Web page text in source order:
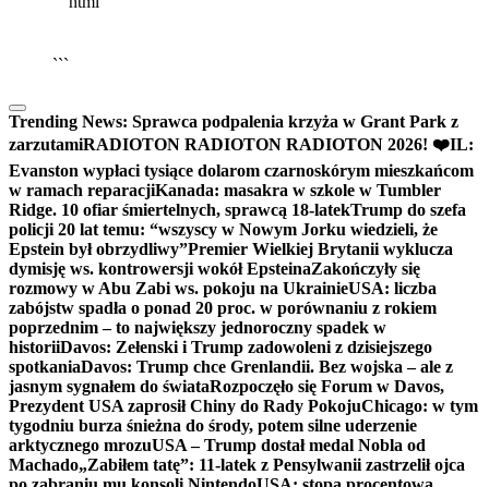
```
Trending News: Sprawca podpalenia krzyża w Grant Park z
zarzutamiRADIOTON RADIOTON RADIOTON 2026! ❤️IL:
Evanston wypłaci tysiące dolarom czarnoskórym mieszkańcom
w ramach reparacjiKanada: masakra w szkole w Tumbler
Ridge. 10 ofiar śmiertelnych, sprawcą 18-latekTrump do szefa
policji 20 lat temu: “wszyscy w Nowym Jorku wiedzieli, że
Epstein był obrzydliwy”Premier Wielkiej Brytanii wyklucza
dymisję ws. kontrowersji wokół EpsteinaZakończyły się
rozmowy w Abu Zabi ws. pokoju na UkrainieUSA: liczba
zabójstw spadła o ponad 20 proc. w porównaniu z rokiem
poprzednim – to największy jednoroczny spadek w
historiiDavos: Zełenski i Trump zadowoleni z dzisiejszego
spotkaniaDavos: Trump chce Grenlandii. Bez wojska – ale z
jasnym sygnałem do świataRozpoczęło się Forum w Davos,
Prezydent USA zaprosił Chiny do Rady PokojuChicago: w tym
tygodniu burza śnieżna do środy, potem silne uderzenie
arktycznego mrozuUSA – Trump dostał medal Nobla od
Machado„Zabiłem tatę”: 11-latek z Pensylwanii zastrzelił ojca